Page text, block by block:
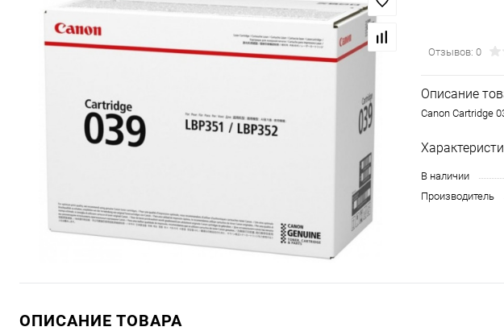
Отзывов: 0
Описание
Canon Cartridge
В наличии
Производитель
ОПИСАНИЕ ТОВАРА